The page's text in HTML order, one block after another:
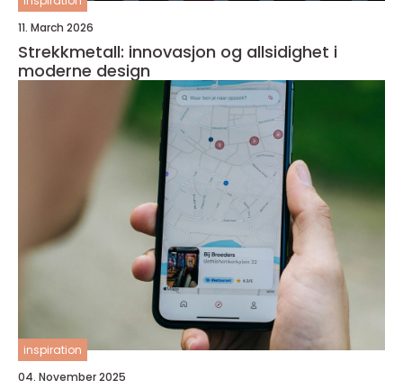
11. March 2026
Strekkmetall: innovasjon og allsidighet i
moderne design
inspiration
04. November 2025